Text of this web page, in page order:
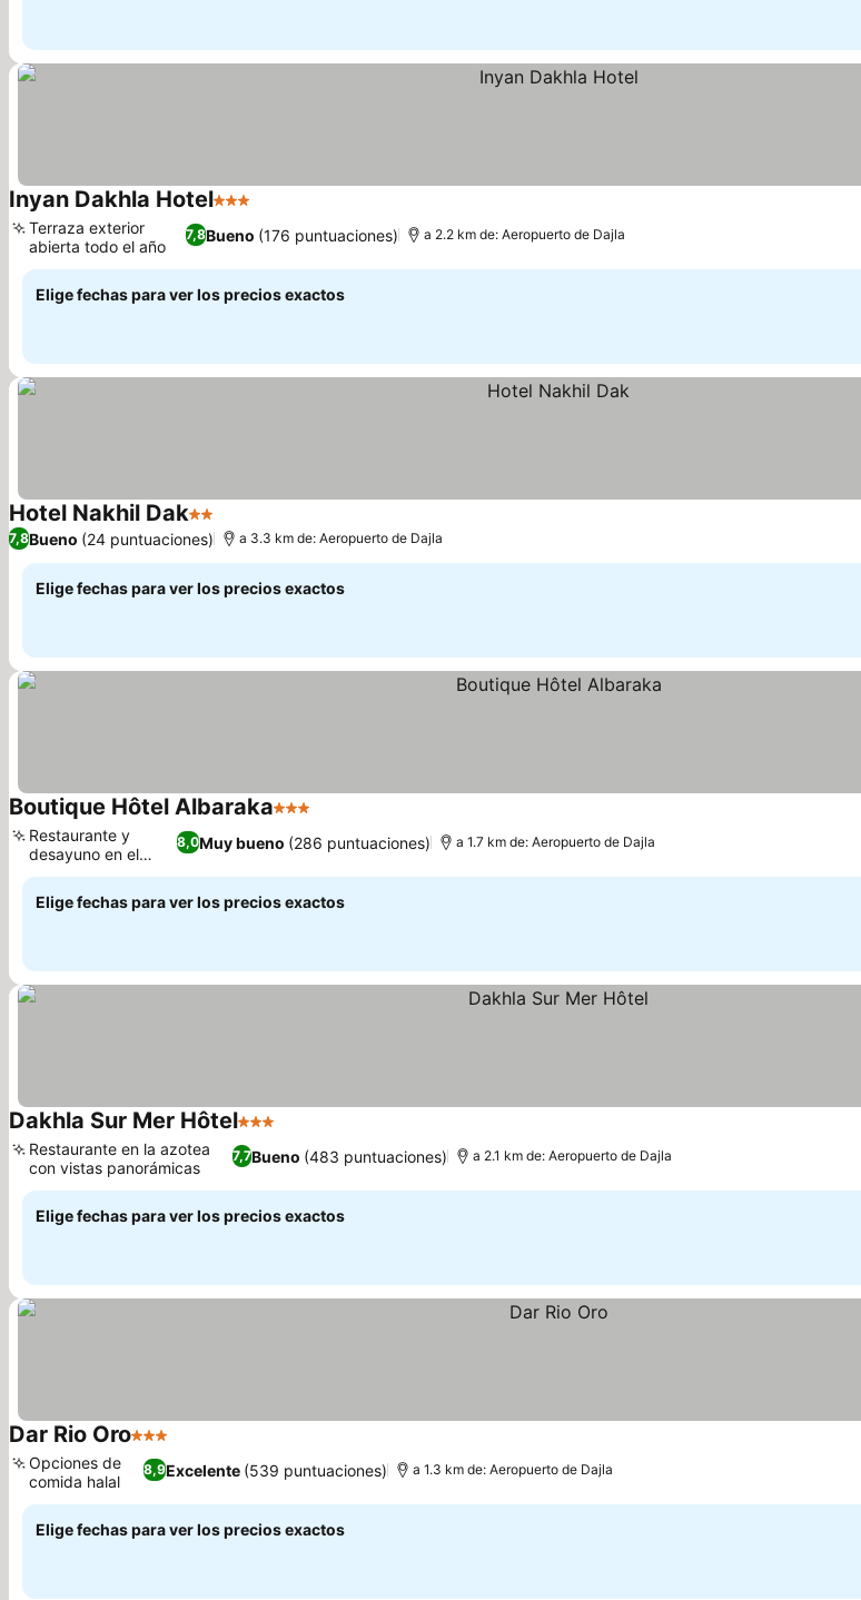
Inyan Dakhla Hotel3 Estrellas
7,8Bueno (176 puntuaciones)
Terraza exterior
abierta todo el año
a 2.2 km de: Aeropuerto de Dajla
Elige fechas para ver los precios exactos
Hotel Nakhil Dak2 EstrellasVer precios
7,8Bueno (24 puntuaciones) a 3.3 km de: Aeropuerto de Dajla
Elige fechas para ver los precios exactos
Boutique Hôtel Albaraka3 Estrellas
8,0Muy bueno (286 puntuaciones)
Restaurante y
desayuno en el
hotel
a 1.7 km de: Aeropuerto de Dajla
Elige fechas para ver los precios exactos
Dakhla Sur Mer Hôtel3 Estrellas
7,7Bueno (483 puntuaciones)
Restaurante en la azotea
con vistas panorámicas
a 2.1 km de: Aeropuerto de Dajla
Elige fechas para ver los precios exactos
Dar Rio Oro3 Estrellas
8,9Excelente (539 puntuaciones)
Opciones de
comida halal
a 1.3 km de: Aeropuerto de Dajla
Elige fechas para ver los precios exactos